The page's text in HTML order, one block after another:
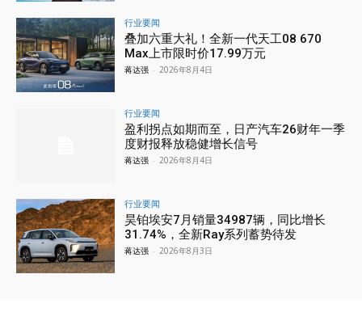
行业要闻
叠加六重大礼！全新一代天工08 670
Max上市限时价17.99万元
蒋达强 - 2026年8月4日
行业要闻
盈利拐点如期而至，日产汽车26财年一季
度财报释放稳健增长信号
蒋达强 - 2026年8月4日
行业要闻
昊铂埃安7月销量34987辆，同比增长
31.74%，全新Ray系列蓄势待发
蒋达强 - 2026年8月3日